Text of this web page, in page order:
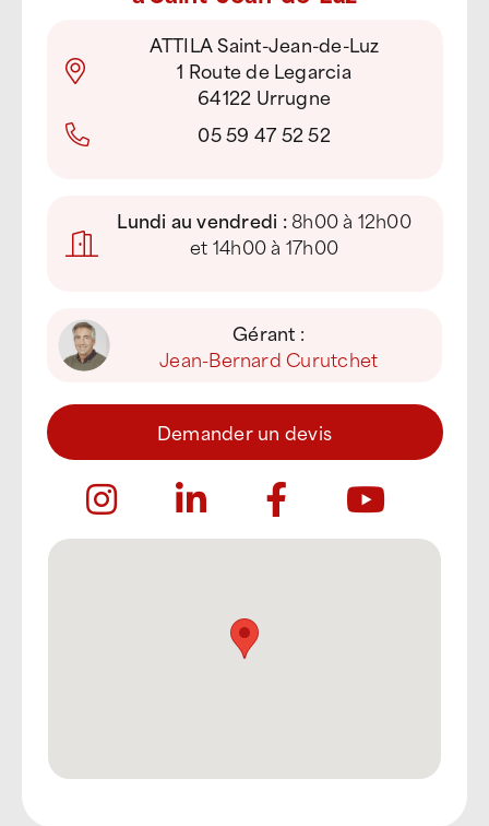
ATTILA Saint-Jean-de-Luz
1 Route de Legarcia
64122 Urrugne
05 59 47 52 52
Lundi au vendredi :8h00 à 12h00
et 14h00 à 17h00
Gérant :
Jean-Bernard Curutchet
Demander un devis